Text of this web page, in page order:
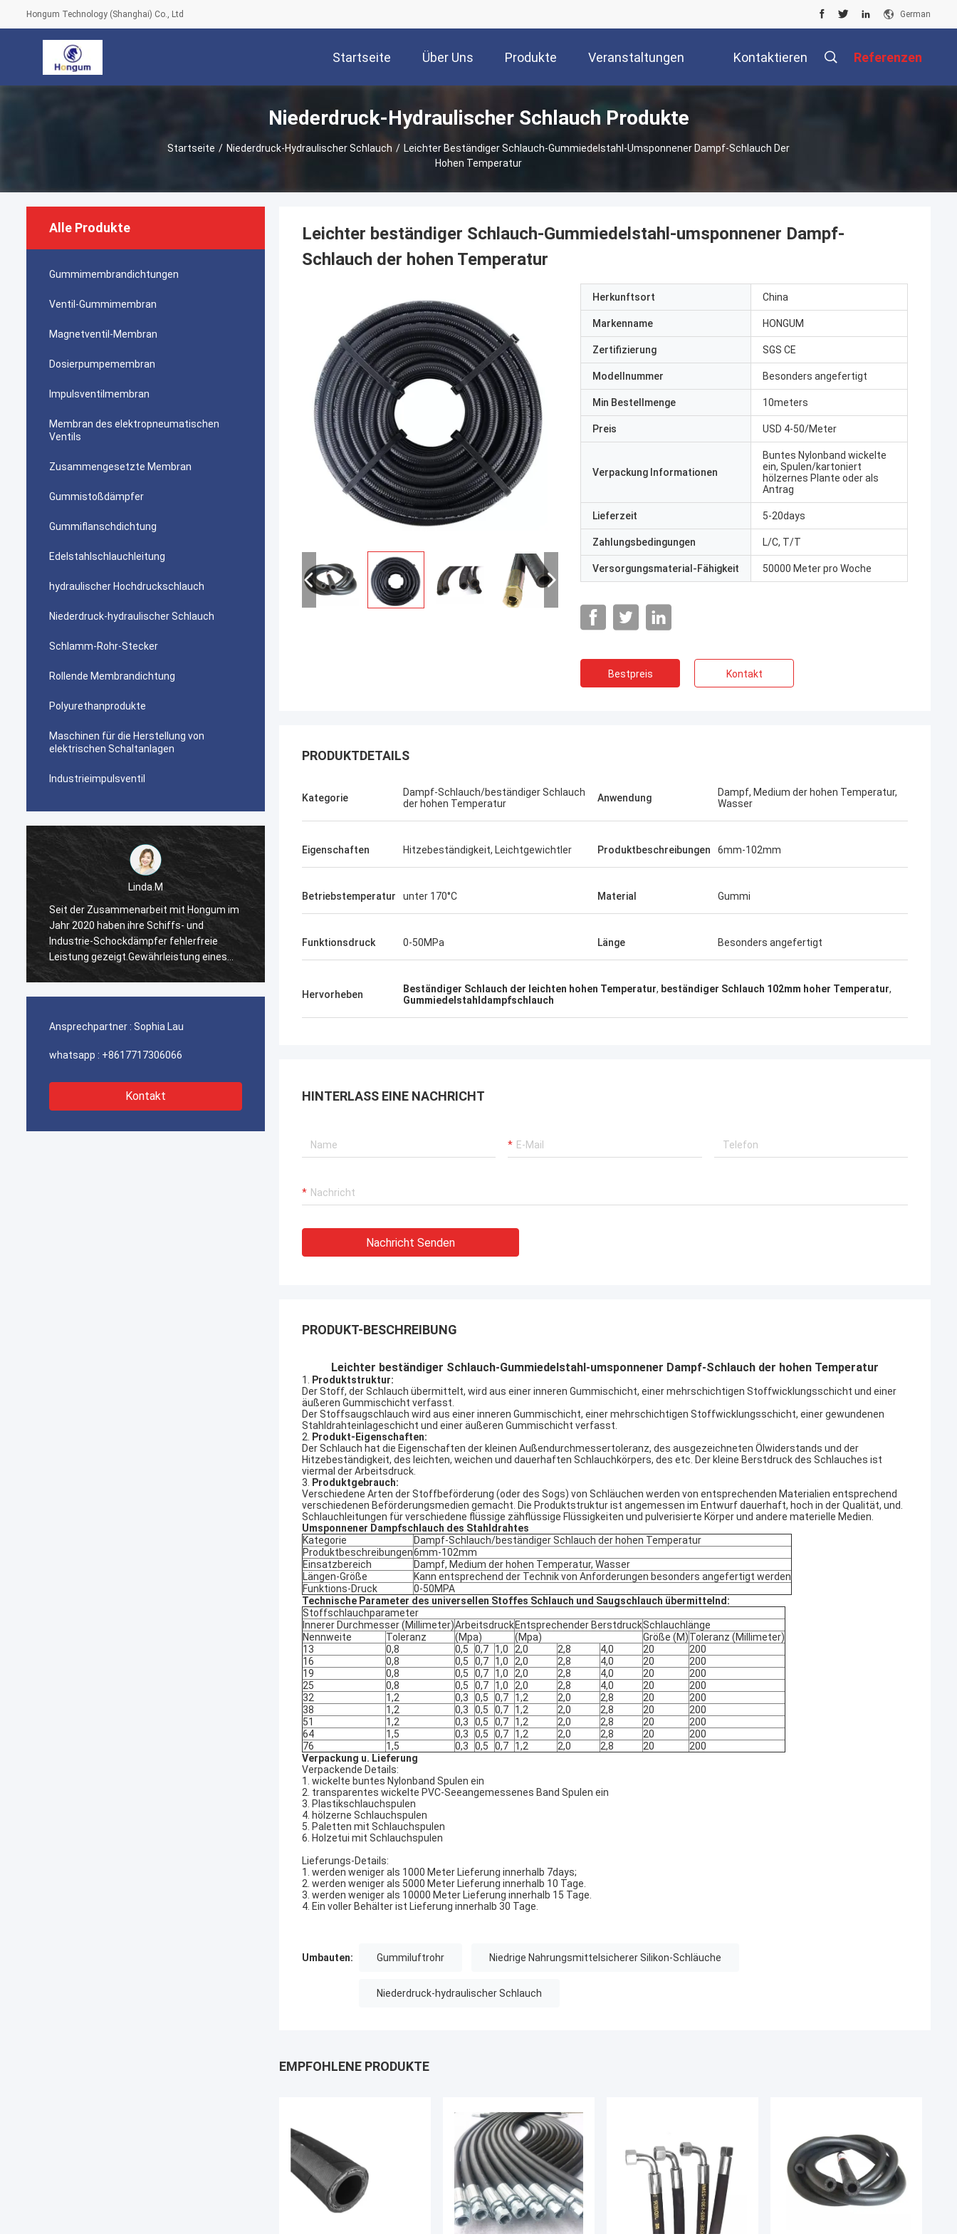
Hongum Technology (Shanghai) Co., Ltd German
Startseite Über Uns Produkte Veranstaltungen Kontaktieren Referenzen
Niederdruck-Hydraulischer Schlauch Produkte
Startseite / Niederdruck-Hydraulischer Schlauch / Leichter Beständiger Schlauch-Gummiedelstahl-Umsponnener Dampf-Schlauch Der
Hohen Temperatur
Alle Produkte
Gummimembrandichtungen
Ventil-Gummimembran
Magnetventil-Membran
Dosierpumpemembran
Impulsventilmembran
Membran des elektropneumatischen
Ventils
Zusammengesetzte Membran
Gummistoßdämpfer
Gummiflanschdichtung
Edelstahlschlauchleitung
hydraulischer Hochdruckschlauch
Niederdruck-hydraulischer Schlauch
Schlamm-Rohr-Stecker
Rollende Membrandichtung
Polyurethanprodukte
Maschinen für die Herstellung von
elektrischen Schaltanlagen
Industrieimpulsventil
Linda.M
Seit der Zusammenarbeit mit Hongum im
Jahr 2020 haben ihre Schiffs- und
Industrie-Schockdämpfer fehlerfreie
Leistung gezeigt.Gewährleistung eines
ununterbrochenen Betriebs unserer
Industrie-Schockdämpfer fehlerfreie
Hafenkrane, Bagger-Antriebssysteme
und LNG-Träger-Ausrüstung.
Ansprechpartner : Sophia Lau
whatsapp : +8617717306066
Kontakt
Leichter beständiger Schlauch-Gummiedelstahl-umsponnener Dampf-
Schlauch der hohen Temperatur
Herkunftsort China
Markenname HONGUM
Zertifizierung SGS CE
Modellnummer Besonders angefertigt
Min Bestellmenge 10meters
Preis USD 4-50/Meter
Verpackung Informationen
Buntes Nylonband wickelte
ein, Spulen/kartoniert
hölzernes Plante oder als
Antrag
Lieferzeit 5-20days
Zahlungsbedingungen L/C, T/T
Versorgungsmaterial-Fähigkeit 50000 Meter pro Woche
Bestpreis Kontakt
PRODUKTDETAILS
Kategorie
Dampf-Schlauch/beständiger Schlauch
der hohen Temperatur
Anwendung
Dampf, Medium der hohen Temperatur,
Wasser
Eigenschaften Hitzebeständigkeit, Leichtgewichtler Produktbeschreibungen 6mm-102mm
Betriebstemperatur unter 170°C Material Gummi
Funktionsdruck 0-50MPa Länge Besonders angefertigt
Hervorheben Beständiger Schlauch der leichten hohen Temperatur, beständiger Schlauch 102mm hoher Temperatur,
Gummiedelstahldampfschlauch
HINTERLASS EINE NACHRICHT
Nachricht Senden
PRODUKT-BESCHREIBUNG
Leichter beständiger Schlauch-Gummiedelstahl-umsponnener Dampf-Schlauch der hohen Temperatur
1.
Produktstruktur:
Der Stoff, der Schlauch übermittelt, wird aus einer inneren Gummischicht, einer mehrschichtigen Stoffwicklungsschicht und einer
äußeren Gummischicht verfasst.
Der Stoffsaugschlauch wird aus einer inneren Gummischicht, einer mehrschichtigen Stoffwicklungsschicht, einer gewundenen
Stahldrahteinlageschicht und einer äußeren Gummischicht verfasst.
2.
Produkt-Eigenschaften:
Der Schlauch hat die Eigenschaften der kleinen Außendurchmessertoleranz, des ausgezeichneten Ölwiderstands und der
Hitzebeständigkeit, des leichten, weichen und dauerhaften Schlauchkörpers, des etc. Der kleine Berstdruck des Schlauches ist
viermal der Arbeitsdruck.
3.
Produktgebrauch:
Verschiedene Arten der Stoffbeförderung (oder des Sogs) von Schläuchen werden von entsprechenden Materialien entsprechend
verschiedenen Beförderungsmedien gemacht. Die Produktstruktur ist angemessen im Entwurf dauerhaft, hoch in der Qualität, und.
Schlauchleitungen für verschiedene flüssige zähflüssige Flüssigkeiten und pulverisierte Körper und andere materielle Medien.
Umsponnener Dampfschlauch des Stahldrahtes
Kategorie
Dampf-Schlauch/beständiger Schlauch der hohen Temperatur
Produktbeschreibungen6mm-102mm
Einsatzbereich
Dampf, Medium der hohen Temperatur, Wasser
Längen-Größe
Kann entsprechend der Technik von Anforderungen besonders angefertigt werden
Funktions-Druck
0-50MPA
Technische Parameter des universellen Stoffes Schlauch und Saugschlauch übermittelnd:
Stoffschlauchparameter
Innerer Durchmesser (Millimeter)ArbeitsdruckEntsprechender BerstdruckSchlauchlänge
Nennweite
Toleranz (Mpa) (Mpa) Größe (M)Toleranz (Millimeter)
13
0,8 0,5 0,7 1,0 2,0 2,8 4,0 20
200
16
0,8 0,5 0,7 1,0 2,0 2,8 4,0 20
200
19
0,8 0,5 0,7 1,0 2,0 2,8 4,0 20
200
25
0,8 0,5 0,7 1,0 2,0 2,8 4,0 20
200
32
1,2 0,3 0,5 0,7 1,2 2,0 2,8 20
200
38
1,2 0,3 0,5 0,7 1,2 2,0 2,8 20
200
51
1,2 0,3 0,5 0,7 1,2 2,0 2,8 20
200
64
1,5 0,3 0,5 0,7 1,2 2,0 2,8 20
200
76
1,5 0,3 0,5 0,7 1,2 2,0 2,8 20
200
Verpackung u. Lieferung
Verpackende Details:
1. wickelte buntes Nylonband Spulen ein
2. transparentes wickelte PVC-Seeangemessenes Band Spulen ein
3. Plastikschlauchspulen
4. hölzerne Schlauchspulen
5. Paletten mit Schlauchspulen
6. Holzetui mit Schlauchspulen
Lieferungs-Details:
1. werden weniger als 1000 Meter Lieferung innerhalb 7days;
2. werden weniger als 5000 Meter Lieferung innerhalb 10 Tage.
3. werden weniger als 10000 Meter Lieferung innerhalb 15 Tage.
4. Ein voller Behälter ist Lieferung innerhalb 30 Tage.
Umbauten: Gummiluftrohr Niedrige Nahrungsmittelsicherer Silikon-Schläuche
Niederdruck-hydraulischer Schlauch
EMPFOHLENE PRODUKTE